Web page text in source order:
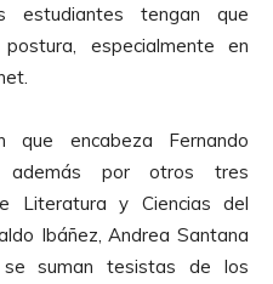
estudiantes tengan que
especialmente en
que encabeza Fernando
además por otros tres
Literatura y Ciencias del
Ibáñez, Andrea Santana
se suman tesistas de los